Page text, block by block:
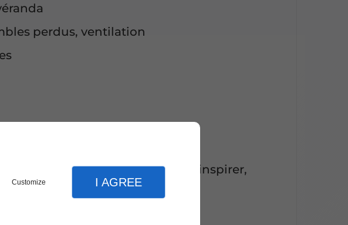
Customize I AGREE
perdus, ventilation
pour vous informer, vous inspirer,